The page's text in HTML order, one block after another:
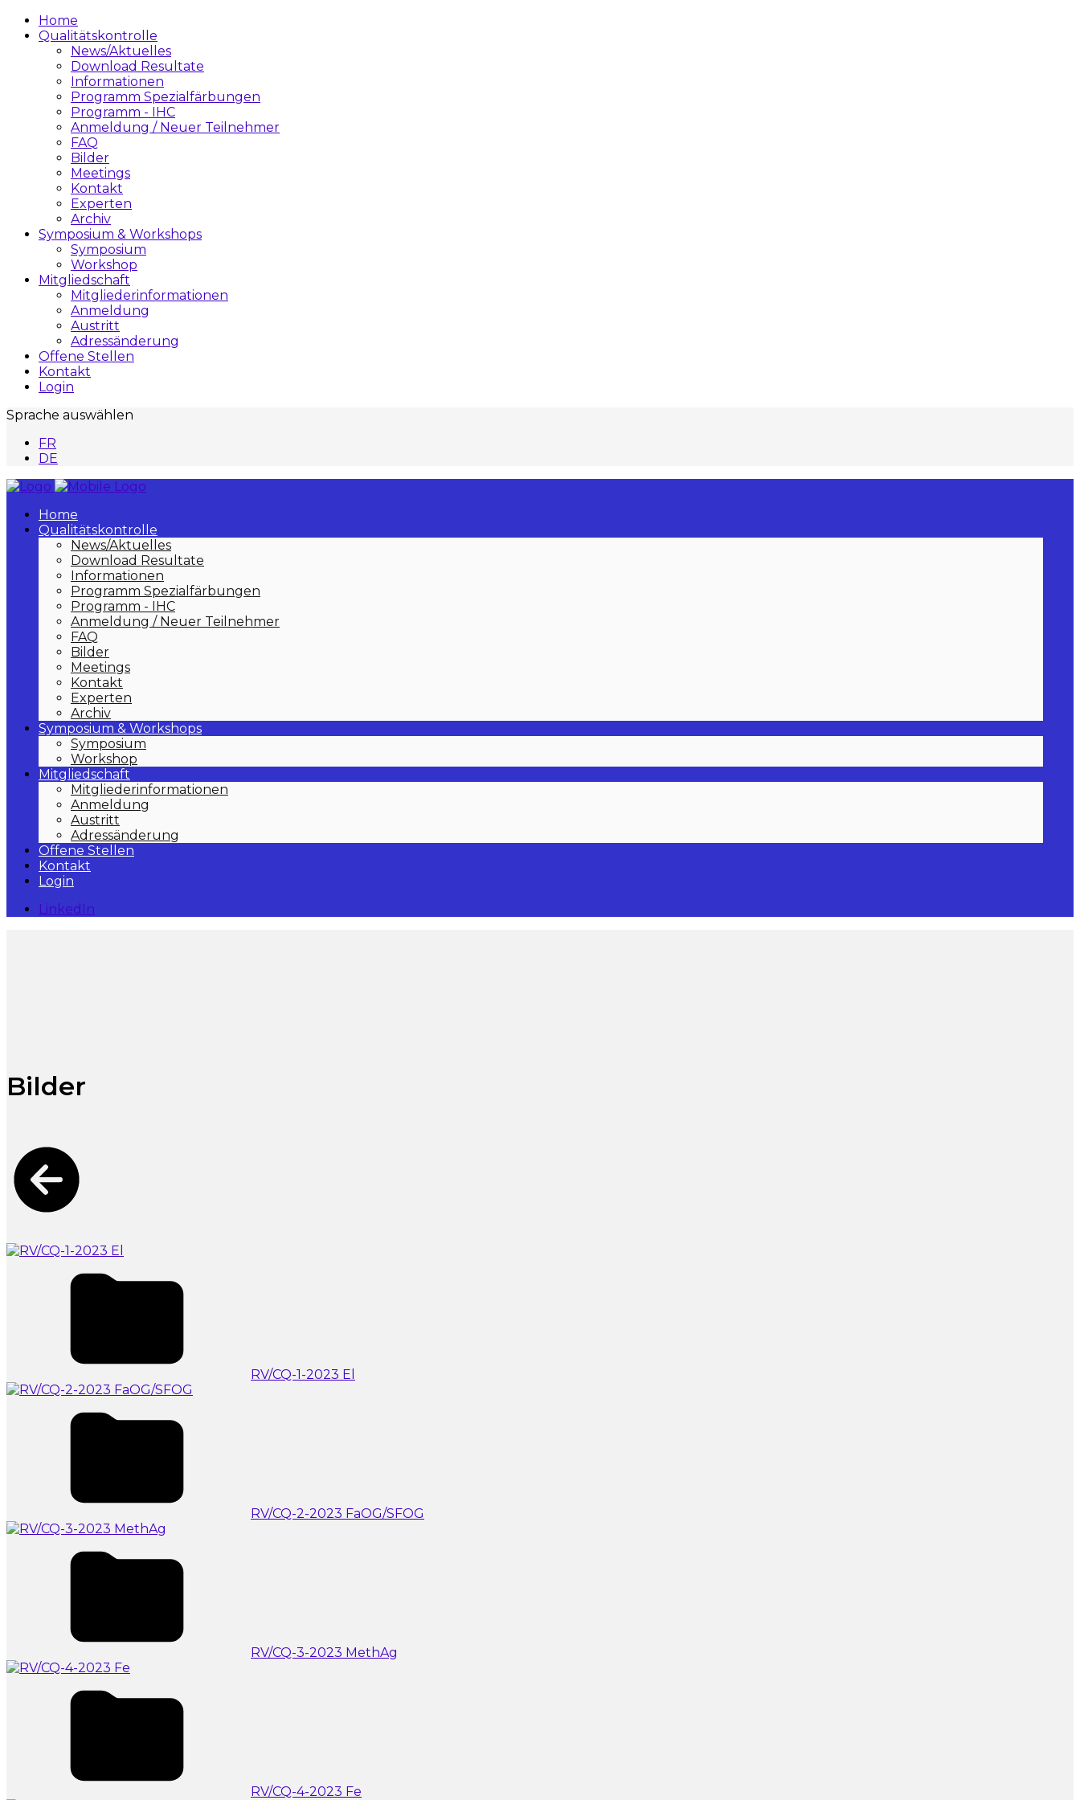
Home
Qualitätskontrolle
News/Aktuelles
Download Resultate
Informationen
Programm Spezialfärbungen
Programm - IHC
Anmeldung / Neuer Teilnehmer
FAQ
Bilder
Meetings
Kontakt
Experten
Archiv
Symposium & Workshops
Symposium
Workshop
Mitgliedschaft
Mitgliederinformationen
Anmeldung
Austritt
Adressänderung
Offene Stellen
Kontakt
Login
Sprache auswählen
FR
DE
Home
Qualitätskontrolle
News/Aktuelles
Download Resultate
Informationen
Programm Spezialfärbungen
Programm - IHC
Anmeldung / Neuer Teilnehmer
FAQ
Bilder
Meetings
Kontakt
Experten
Archiv
Symposium & Workshops
Symposium
Workshop
Mitgliedschaft
Mitgliederinformationen
Anmeldung
Austritt
Adressänderung
Offene Stellen
Kontakt
Login
LinkedIn
Bilder
RV/CQ-1-2023 El
RV/CQ-2-2023 FaOG/SFOG
RV/CQ-3-2023 MethAg
RV/CQ-4-2023 Fe